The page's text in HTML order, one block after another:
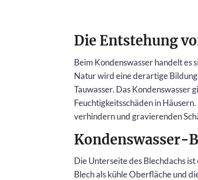
Die Entstehung
Beim Kondenswasser handelt es
Natur wird eine derartige Bildung
Tauwasser. Das Kondenswasser
Feuchtigkeitsschäden in
verhindern und gravierenden
Kondenswasser-
Die Unterseite des Blechdachs
Blech als kühle Oberfläche und